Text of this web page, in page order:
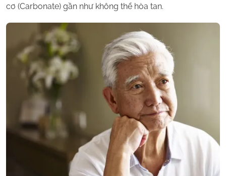
cơ (Carbonate) gần như không thể hòa tan.